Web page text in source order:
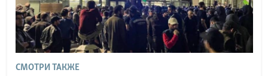
СМОТРИ ТАКЖЕ